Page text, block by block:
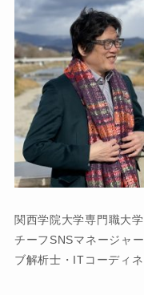
関西学院大学専門職大
チーフSNSマネージャ
ブ解析士・ITコーディネ